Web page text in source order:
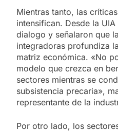
Mientras tanto, las
intensifican. Desde la
dialogo y señalaron que
integradoras profundiza
matriz económica. «No
modelo que crezca en
sectores mientras se
subsistencia precaria»,
representante de la
Por otro lado, los